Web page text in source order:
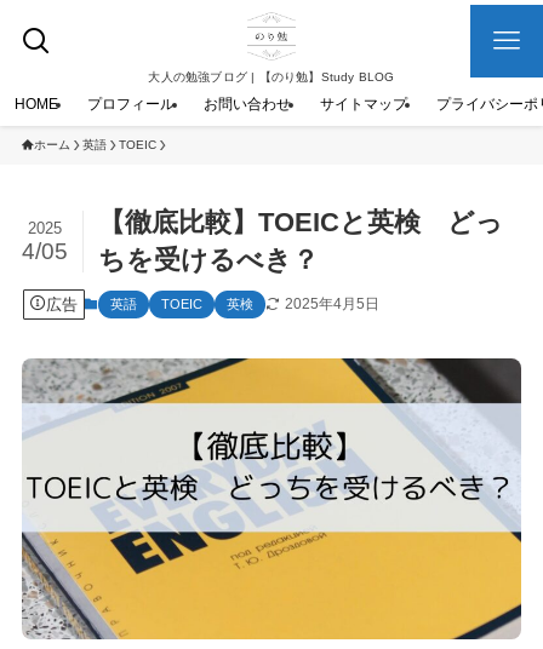
大人の勉強ブログ | 【のり勉】Study BLOG
HOME プロフィール お問い合わせ サイトマップ プライバシーポ
ホーム 英語 TOEIC
【徹底比較】TOEICと英検 どっ
ちを受けるべき？
2025
4/05
広告 英語 TOEIC 英検 2025年4月5日